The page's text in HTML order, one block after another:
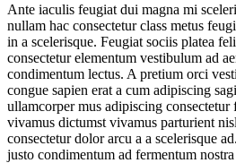
Ante iaculis feugiat dui magna mi
nullam hac consectetur class metus
in a scelerisque. Feugiat sociis platea
consectetur elementum vestibulum ad
condimentum lectus. A pretium orci
congue sapien erat a cum adipiscing
ullamcorper mus adipiscing consectetur
vivamus dictumst vivamus parturient
consectetur dolor arcu a a scelerisque
justo condimentum ad fermentum